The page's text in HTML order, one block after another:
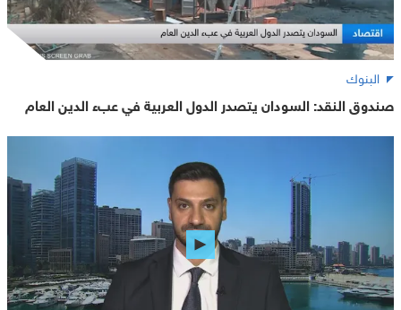
البنوك
صندوق النقد: السودان يتصدر الدول العربية في عبء الدين العام